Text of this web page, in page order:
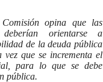
opina que las
orientarse a
de la deuda pública
que se incrementa el
para lo que se debe
pública.